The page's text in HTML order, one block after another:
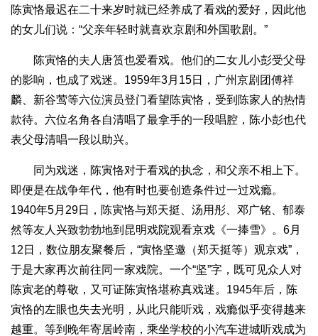
陈寅恪最迟在二十来岁时就已经养成了看戏的爱好，因此他
的女儿们说：“父亲年轻时就喜欢京剧和外国歌剧。”
陈寅恪的夫人唐筼也爱看戏。他们的二女儿小彭受父母
的影响，也成了戏迷。1959年3月15日，广州京剧团傅祥
麟、新谷莺等六位演员登门看望陈寅恪，受到陈家人的热情
款待。六位名角各自清唱了最拿手的一段唱腔，陈小彭也代
表父母清唱一段以助兴。
同为戏迷，陈寅恪对于看戏的执念，和父亲不相上下。
即便是在战争年代，他有时也要创造条件过一过戏瘾。
1940年5月29日，陈寅恪与郑天挺、汤用彤、邓广铭、郁泰
然等友人兴致勃勃地到昆明戏院观看京戏《一捧雪》。6月
12日，数位朋友聚餐后，“寅恪坚邀（郑天挺等）观京戏”，
于是大家再次前往同一家戏院。一个“坚”字，既可见众人对
陈寅老的尊敬，又可证陈寅恪堪称真戏迷。1945年后，陈
寅恪的左眼也失去光明，从此只能听戏，戏瘾似乎变得越来
越重。等到晚年寄居岭南，乘坐学校的小汽车进城听戏成为